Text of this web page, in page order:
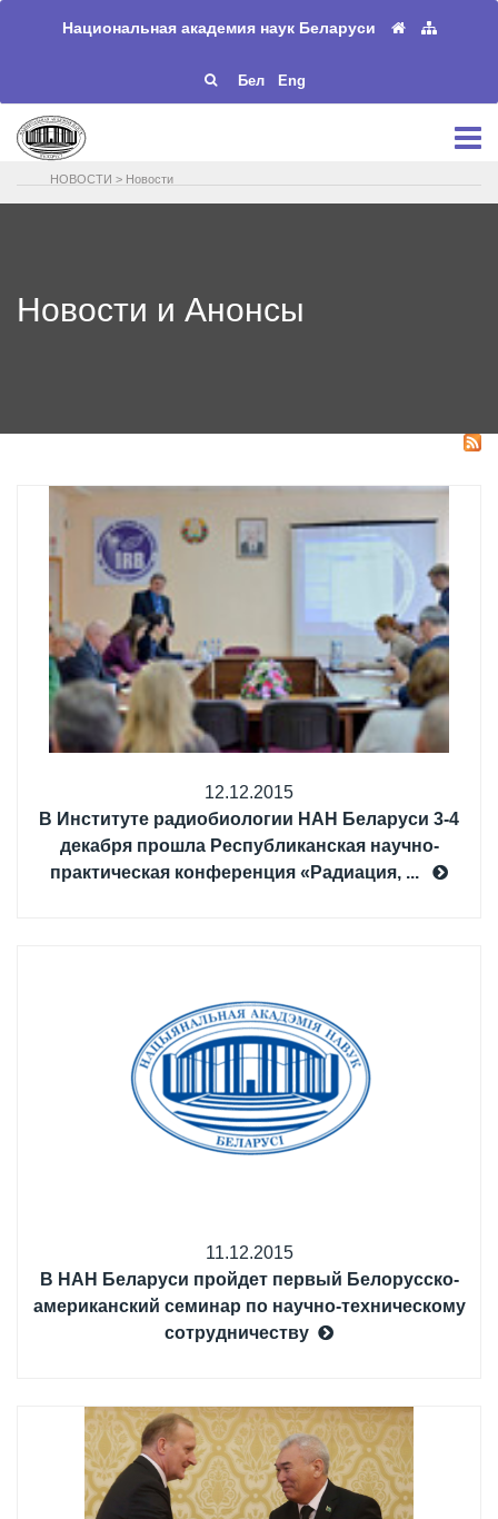
Национальная академия наук Беларуси
Бел Eng
НОВОСТИ > Новости
Новости и Анонсы
12.12.2015
В Институте радиобиологии НАН Беларуси 3-4
декабря прошла Республиканская научно-
практическая конференция «Радиация, ...
11.12.2015
В НАН Беларуси пройдет первый Белорусско-
американский семинар по научно-техническому
сотрудничеству